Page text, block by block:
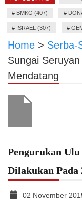
# BMKG (407) #
# ISRAEL (307) #
Home > Serba-
Sungai
Mendatang
Pengurukan
Dilakukan Pada
02 November